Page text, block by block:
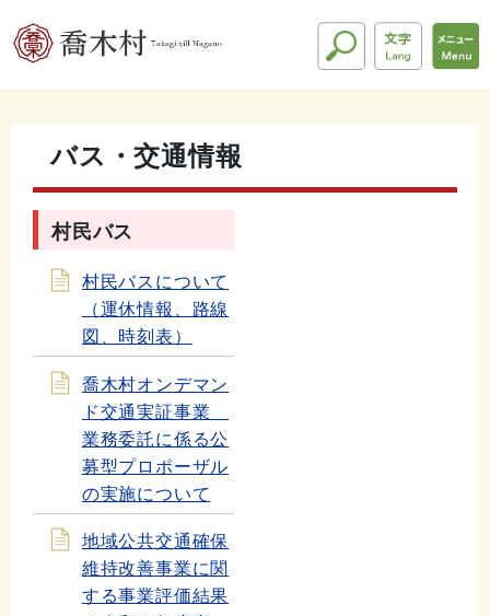
バス・交通情報
村民バス
村民バスについて
（運休情報、路線
図、時刻表）
喬木村オンデマン
ド交通実証事業
業務委託に係る公
募型プロポーザル
の実施について
地域公共交通確保
維持改善事業に関
する事業評価結果